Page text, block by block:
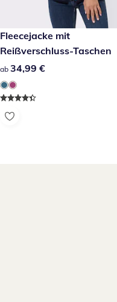
34,99 €
Fleecejacke mit
Reißverschluss-Taschen
34,99 €
ab 34,99 €